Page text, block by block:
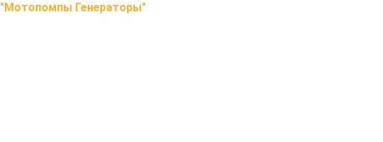
"Мотопомпы Генераторы"